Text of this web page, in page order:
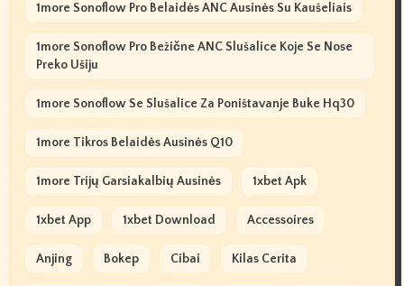
1more Sonoflow Pro Belaidės ANC Ausinės Su Kaušeliais
1more Sonoflow Pro Bežične ANC Slušalice Koje Se Nose
Preko Ušiju
1more Sonoflow Se Slušalice Za Poništavanje Buke Hq30
1more Tikros Belaidės Ausinės Q10
1more Trijų Garsiakalbių Ausinės 1xbet Apk
1xbet App 1xbet Download Accessoires
Anjing Bokep Cibai Kilas Cerita